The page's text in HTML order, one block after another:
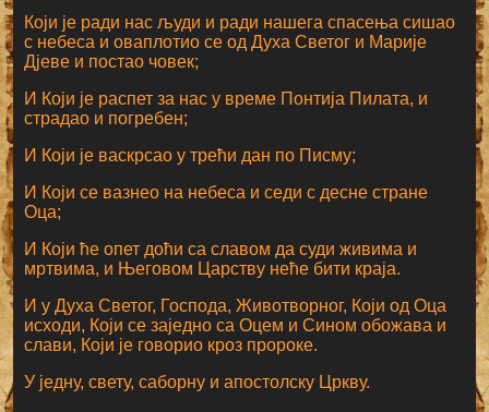
Који је ради нас људи и ради нашега спасења сишао
с небеса и оваплотио се од Духа Светог и Марије
Дјеве и постао човек;
И Који је распет за нас у време Понтија Пилата, и
страдао и погребен;
И Који је васкрсао у трећи дан по Писму;
И Који се вазнео на небеса и седи с десне стране
Оца;
И Који ће опет доћи са славом да суди живима и
мртвима, и Његовом Царству неће бити краја.
И у Духа Светог, Господа, Животворног, Који од Оца
исходи, Који се заједно са Оцем и Сином обожава и
слави, Који је говорио кроз пророке.
У једну, свету, саборну и апостолску Цркву.